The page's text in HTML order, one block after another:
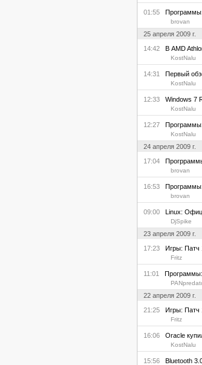
01:55 Программы:
brovan
25 апреля 2009 г.
14:42 В AMD
KostNalu
14:31 Первый
KostNalu
12:33 Windows 7
KostNalu
12:27 Программы:
KostNalu
24 апреля 2009 г.
17:04
brovan
16:53 Программы:
brovan
09:00 Linux:
DjSpike
23 апреля 2009 г.
17:23 Игры: Патч
Fritz
11:01 Программы:
22 апреля 2009 г.
21:25 Игры: Патч
Fritz
16:06 Oracle
KostNalu
15:56 Bluetooth